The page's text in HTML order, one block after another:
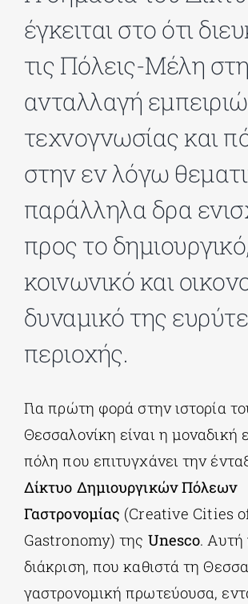
ΕΚΠΑΙΔΕΥΤΙΚΑ ΙΔΡΥΜΑΤΑ
ΠΟΛΙΤΙΣΤΙΚΟΙ ΦΟΡΕΙΣ
ΧΩΡΟΙ ΤΕΧΝΗΣ
ΔΗΜΟΙ
ΕΚΔΗΛΩΣΕΙΣ
έγκειται στο ότι
τις Πόλεις-Μέλη
ανταλλαγή
τεχνογνωσίας και
στην εν λόγω
παράλληλα δρα
προς το δημιουργικό,
κοινωνικό και
δυναμικό της
περιοχής.
Για πρώτη φορά στην ιστορία
Θεσσαλονίκη είναι η μοναδική
πόλη που επιτυγχάνει την
Δίκτυο Δημιουργικών Πόλεων
Γαστρονομίας (Creative Cities
Gastronomy) της Unesco. Αυτή
διάκριση, που καθιστά τη
γαστρονομική πρωτεύουσα,